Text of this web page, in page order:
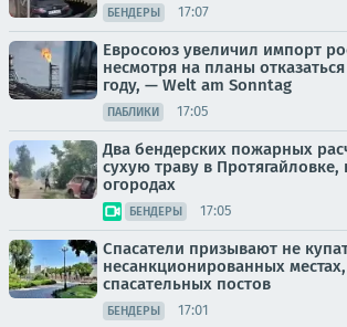
БЕНДЕРЫ 17:07
Евросоюз увеличил импорт
несмотря на планы
году, — Welt am Sonntag
ПАБЛИКИ 17:05
Два бендерских пожарных
сухую траву в
огородах
БЕНДЕРЫ 17:05
Спасатели призывают не
несанкционированных местах,
спасательных постов
БЕНДЕРЫ 17:01